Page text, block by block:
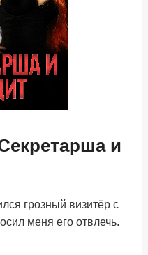
и
грозный визитёр с
меня его отвлечь.